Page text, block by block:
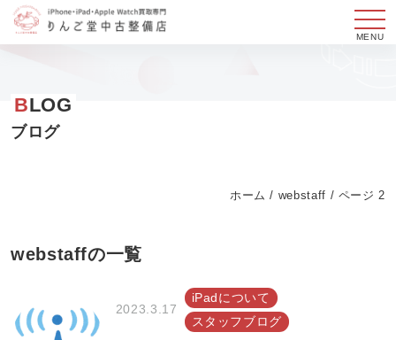
ン
メ
BLOG
ブログ
ホーム / webstaff / ページ 2
webstaffの一覧
2023.3.17
iPadについて
スタッフブログ